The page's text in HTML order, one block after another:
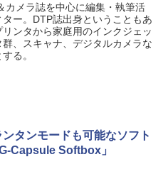
カメラ誌を中心に編集・執筆活
ー。DTP誌出身ということもあ
ンタから家庭用のインクジェッ
、スキャナ、デジタルカメラな
る。
タンモードも可能なソフト
Capsule Softbox」